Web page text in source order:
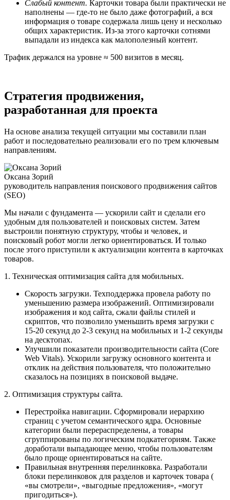
Слабый контент. Карточки товара были практически не
наполнены — где-то не было даже фотографий, а вся
информация о товаре содержала лишь цену и несколько
общих характеристик. Из-за этого карточки сотнями
выпадали из индекса как малополезный контент.
Трафик держался на уровне ≈ 500 визитов в месяц.
Стратегия продвижения,
разработанная для проекта
На основе анализа текущей ситуации мы составили план
работ и последовательно реализовали его по трем ключевым
направлениям.
Оксана Зорий
руководитель направления поискового продвижения сайтов
(SEO)
Мы начали с фундамента — ускорили сайт и сделали его
удобным для пользователей и поисковых систем. Затем
выстроили понятную структуру, чтобы и человек, и
поисковый робот могли легко ориентироваться. И только
после этого приступили к актуализации контента в карточках
товаров.
1. Техническая оптимизация сайта для мобильных.
Скорость загрузки. Техподдержка провела работу по
уменьшению размера изображений. Оптимизировали
изображения и код сайта, сжали файлы стилей и
скриптов, что позволило уменьшить время загрузки с
15-20 секунд до 2-3 секунд на мобильных и 1-2 секунды
на десктопах.
Улучшили показатели производительности сайта (Core
Web Vitals). Ускорили загрузку основного контента и
отклик на действия пользователя, что положительно
сказалось на позициях в поисковой выдаче.
2. Оптимизация структуры сайта.
Перестройка навигации. Сформировали иерархию
страниц с учетом семантического ядра. Основные
категории были перераспределены, а товары
сгруппированы по логическим подкатегориям. Также
доработали выпадающее меню, чтобы пользователям
было проще ориентироваться на сайте.
Правильная внутренняя перелинковка. Разработали
блоки перелинковок для разделов и карточек товара (
«вы смотрели», «выгодные предложения», «могут
пригодиться»).